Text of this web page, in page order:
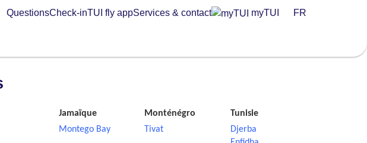
QuestionsCheck-inTUI fly appServices & contact myTUI FR
Jamaïque
Montego Bay
Monténégro
Tivat
Tunisie
Djerba